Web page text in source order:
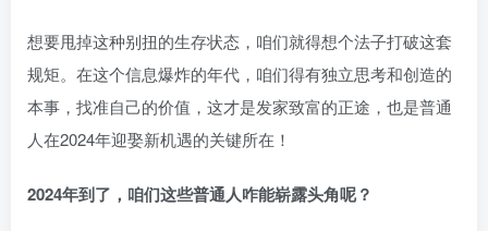
想要甩掉这种别扭的生存状态，咱们就得想个法子打破这套
规矩。在这个信息爆炸的年代，咱们得有独立思考和创造的
本事，找准自己的价值，这才是发家致富的正途，也是普通
人在2024年迎娶新机遇的关键所在！
2024年到了，咱们这些普通人咋能崭露头角呢？